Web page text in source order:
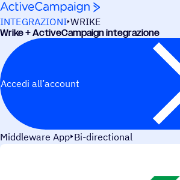
Salta al contenuto
INTEGRAZIONI WRIKE
Wrike + ActiveCampaign integrazione
Accedi all’account
Middleware App Bi-directional